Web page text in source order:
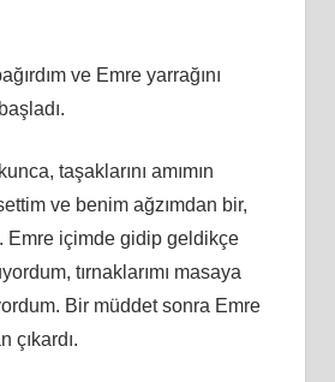
ve Emre yarrağını
taşaklarını amımın
ve benim ağzımdan bir,
Emre içimde gidip geldikçe
tırnaklarımı masaya
Bir müddet sonra Emre
çıkardı.